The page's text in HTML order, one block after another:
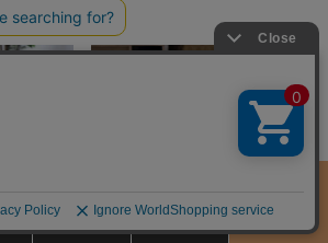
お買物ガイド カート